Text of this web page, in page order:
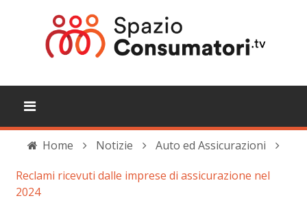
Home Notizie
Auto ed Assicurazioni
Reclami ricevuti dalle imprese di assicurazione nel
2024